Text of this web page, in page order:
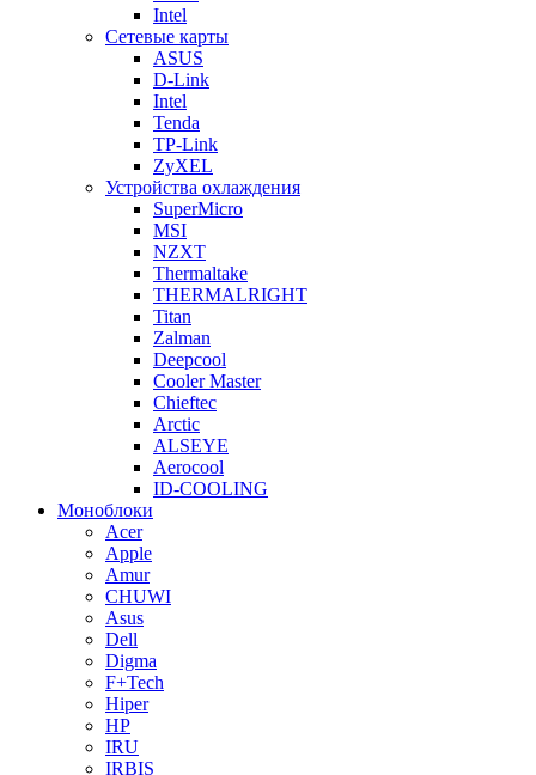
Intel
Сетевые карты
ASUS
D-Link
Intel
Tenda
TP-Link
ZyXEL
Устройства охлаждения
SuperMicro
MSI
NZXT
Thermaltake
THERMALRIGHT
Titan
Zalman
Deepcool
Cooler Master
Chieftec
Arctic
ALSEYE
Aerocool
ID-COOLING
Моноблоки
Acer
Apple
Amur
CHUWI
Asus
Dell
Digma
F+Tech
Hiper
HP
IRU
IRBIS